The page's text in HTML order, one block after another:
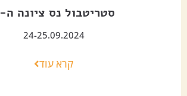
סטריטבול נס ציונה ה-3
24-25.09.2024
קרא עוד